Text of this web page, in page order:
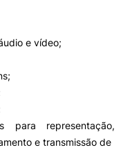
e vídeo;
para representação,
e transmissão de